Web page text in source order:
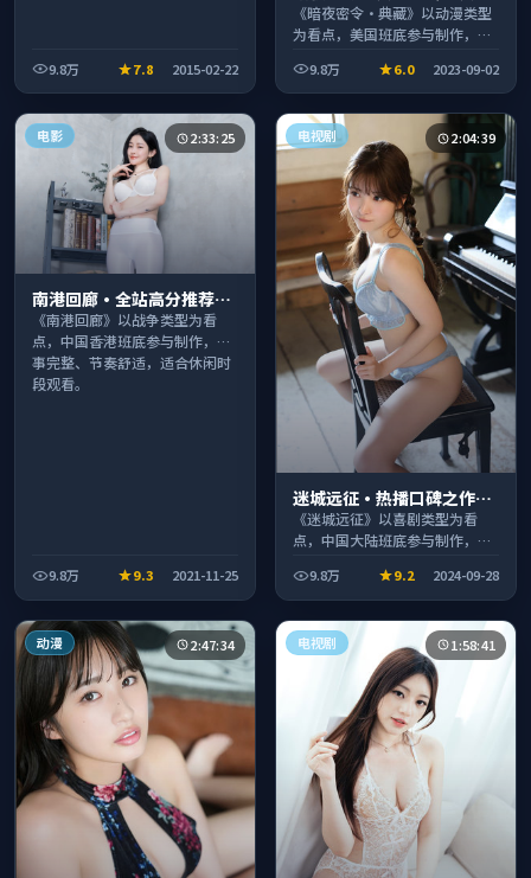
9.8万 7.8 2015-02-22
系列温情叙事引人入胜
《暗夜密令·典藏》以动漫类型
为看点，美国班底参与制作，叙
段观看。
9.8万 6.0 2023-09-02
电影 2:33:25
南港回廊·全站高分推荐节
奏紧凑值得追看
《南港回廊》以战争类型为看
点，中国香港班底参与制作，叙
事完整、节奏舒适，适合休闲时
段观看。
9.8万 9.3 2021-11-25
电视剧 2:04:39
迷城远征·热播口碑之作剧
情扎实演技在线
《迷城远征》以喜剧类型为看
点，中国大陆班底参与制作，叙
段观看。
9.8万 9.2 2024-09-28
动漫 2:47:34 电视剧 1:58:41